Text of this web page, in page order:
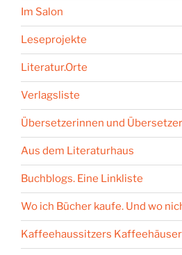
Im Salon
Leseprojekte
Literatur.Orte
Verlagsliste
Übersetzerinnen und Übersetzer
Aus dem Literaturhaus
Buchblogs. Eine Linkliste
Wo ich Bücher kaufe. Und wo
Kaffeehaussitzers Kaffeehäuser